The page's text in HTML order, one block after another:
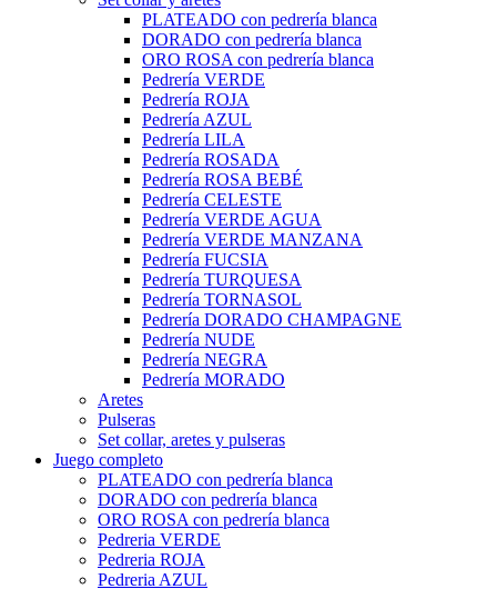
PLATEADO con pedrería blanca
DORADO con pedrería blanca
ORO ROSA con pedrería blanca
Pedrería VERDE
Pedrería ROJA
Pedrería AZUL
Pedrería LILA
Pedrería ROSADA
Pedrería ROSA BEBÉ
Pedrería CELESTE
Pedrería VERDE AGUA
Pedrería VERDE MANZANA
Pedrería FUCSIA
Pedrería TURQUESA
Pedrería TORNASOL
Pedrería DORADO CHAMPAGNE
Pedrería NUDE
Pedrería NEGRA
Pedrería MORADO
Aretes
Pulseras
Set collar, aretes y pulseras
Juego completo
PLATEADO con pedrería blanca
DORADO con pedrería blanca
ORO ROSA con pedrería blanca
Pedreria VERDE
Pedreria ROJA
Pedreria AZUL